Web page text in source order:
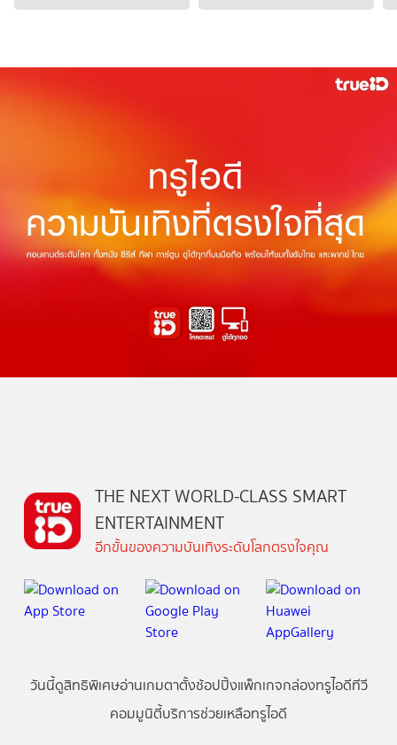
THE NEXT WORLD-CLASS SMART
ENTERTAINMENT
อีกขั้นของความบันเทิงระดับโลกตรงใจคุณ
วันนี้ดูสิทธิพิเศษอ่านเกมตาตั้งช้อปปิ้งแพ็กเกจกล่องทรูไอดีทีวี
คอมมูนิตี้บริการช่วยเหลือทรูไอดี